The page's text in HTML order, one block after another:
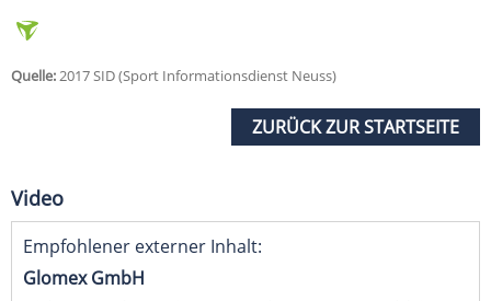
Quelle:2017 SID (Sport Informationsdienst Neuss)
ZURÜCK ZUR STARTSEITE
Video
Empfohlener externer Inhalt:
Glomex GmbH